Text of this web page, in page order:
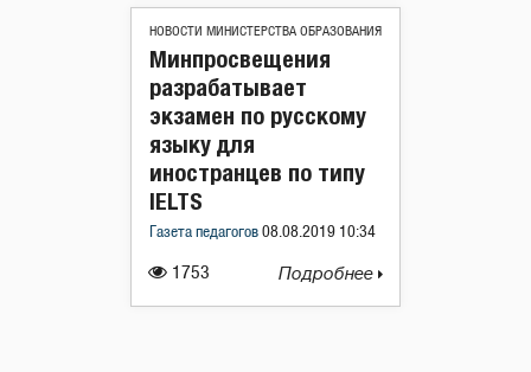
НОВОСТИ МИНИСТЕРСТВА ОБРАЗОВАНИЯ
1753
Минпросвещения
разрабатывает
экзамен по русскому
языку для
иностранцев по типу
IELTS
Газета педагогов 08.08.2019 10:34
Подробнее